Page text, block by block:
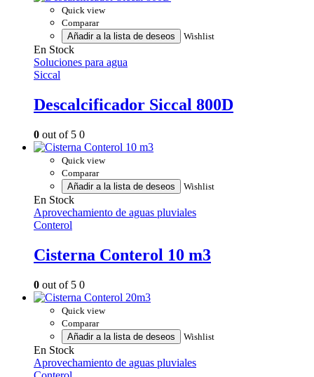
Quick view
Comparar
Añadir a la lista de deseos
Wishlist
En Stock
Soluciones para agua
Siccal
Descalcificador Siccal 800D
0 out of 5 0
Quick view
Comparar
Añadir a la lista de deseos
Wishlist
En Stock
Aprovechamiento de aguas pluviales
Conterol
Cisterna Conterol 10 m3
0 out of 5 0
Quick view
Comparar
Añadir a la lista de deseos
Wishlist
En Stock
Aprovechamiento de aguas pluviales